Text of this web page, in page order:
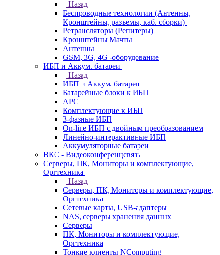
Назад
Беспроводные технологии (Антенны,
Кронштейны, разъемы, каб. сборки)
Ретрансляторы (Репитеры)
Кронштейны Мачты
Антенны
GSM, 3G, 4G -оборудование
ИБП и Аккум. батареи
Назад
ИБП и Аккум. батареи
Батарейные блоки к ИБП
APC
Комплектующие к ИБП
3-фазные ИБП
On-line ИБП с двойным преобразованием
Линейно-интерактивные ИБП
Аккумуляторные батареи
ВКС - Видеоконференцсвязь
Серверы, ПК, Мониторы и комплектующие,
Оргтехника
Назад
Серверы, ПК, Мониторы и комплектующие,
Оргтехника
Сетевые карты, USB-адаптеры
NAS, серверы хранения данных
Серверы
ПК, Мониторы и комплектующие,
Оргтехника
Тонкие клиенты NComputing